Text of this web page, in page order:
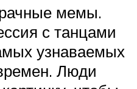
мемы.
с танцами
узнаваемых
Люди